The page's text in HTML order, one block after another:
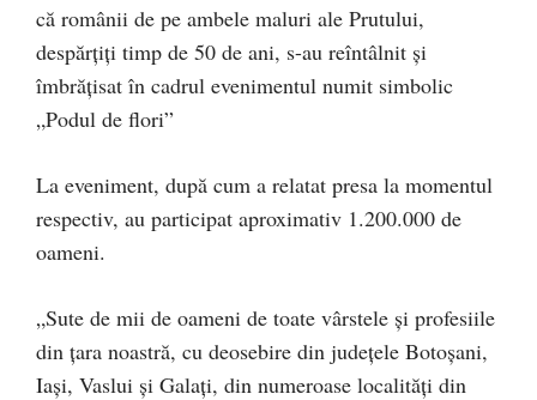
că românii de pe ambele maluri ale Prutului,
despărțiți timp de 50 de ani, s-au reîntâlnit și
îmbrățisat în cadrul evenimentul numit simbolic
„Podul de flori”
La eveniment, după cum a relatat presa la momentul
respectiv, au participat aproximativ 1.200.000 de
oameni.
„Sute de mii de oameni de toate vârstele și profesiile
din țara noastră, cu deosebire din județele Botoșani,
Iași, Vaslui și Galați, din numeroase localități din